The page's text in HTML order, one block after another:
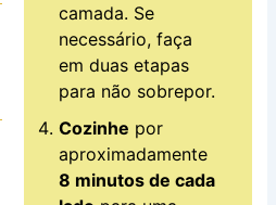
camada. Se
necessário, faça
em duas etapas
para não sobrepor.
Cozinhe por
aproximadamente
8 minutos de cada